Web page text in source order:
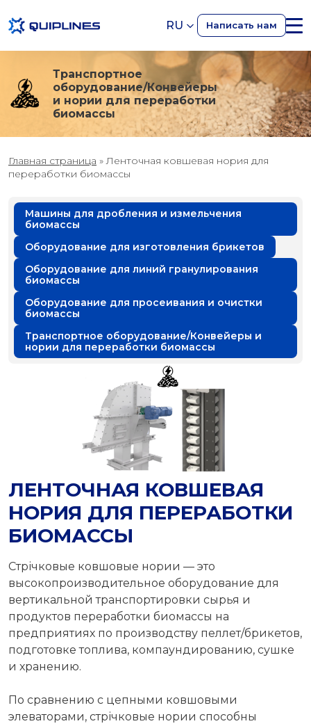
RU Написать нам
Транспортное
оборудование/Конвейеры
и нории для переработки
биомассы
Главная страница »Ленточная ковшевая нория для
переработки биомассы
Машины для дробления и измельчения
биомассы
Оборудование для изготовления брикетов
Оборудование для линий гранулирования
биомассы
Оборудование для просеивания и очистки
биомассы
Транспортное оборудование/Конвейеры и
нории для переработки биомассы
ЛЕНТОЧНАЯ КОВШЕВАЯ
НОРИЯ ДЛЯ ПЕРЕРАБОТКИ
БИОМАССЫ
Стрічковые ковшовые нории — это
высокопроизводительное оборудование для
вертикальной транспортировки сырья и
продуктов переработки биомассы на
предприятиях по производству пеллет/брикетов,
подготовке топлива, компаундированию, сушке
и хранению.
По сравнению с цепными ковшовыми
элеваторами, стрічковые нории способны